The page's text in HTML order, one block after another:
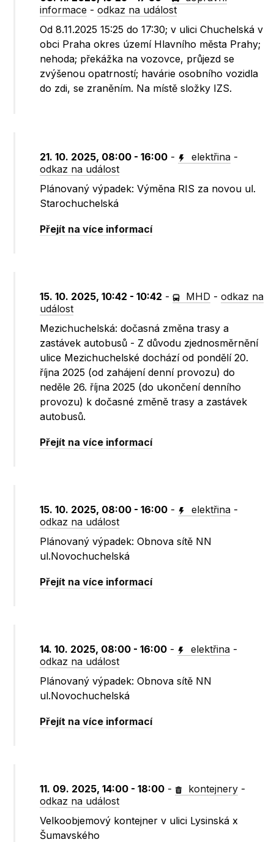
informace -odkaz na událost
Od 8.11.2025 15:25 do 17:30; v ulici Chuchelská v
obci Praha okres území Hlavního města Prahy;
nehoda; překážka na vozovce, průjezd se
zvýšenou opatrností; havárie osobního vozidla
do zdi, se zraněním. Na místě složky IZS.
21. 10. 2025, 08:00 - 16:00 - elektřina -
odkaz na událost
Plánovaný výpadek: Výměna RIS za novou ul.
Starochuchelská
Přejít na více informací
15. 10. 2025, 10:42 - 10:42 - MHD -odkaz na
událost
Mezichuchelská: dočasná změna trasy a
zastávek autobusů - Z důvodu zjednosměrnění
ulice Mezichuchelské dochází od pondělí 20.
října 2025 (od zahájení denní provozu) do
neděle 26. října 2025 (do ukončení denního
provozu) k dočasné změně trasy a zastávek
autobusů.
Přejít na více informací
15. 10. 2025, 08:00 - 16:00 - elektřina -
odkaz na událost
Plánovaný výpadek: Obnova sítě NN
ul.Novochuchelská
Přejít na více informací
14. 10. 2025, 08:00 - 16:00 - elektřina -
odkaz na událost
Plánovaný výpadek: Obnova sítě NN
ul.Novochuchelská
Přejít na více informací
11. 09. 2025, 14:00 - 18:00 - kontejnery -
odkaz na událost
Velkoobjemový kontejner v ulici Lysinská x
Šumavského